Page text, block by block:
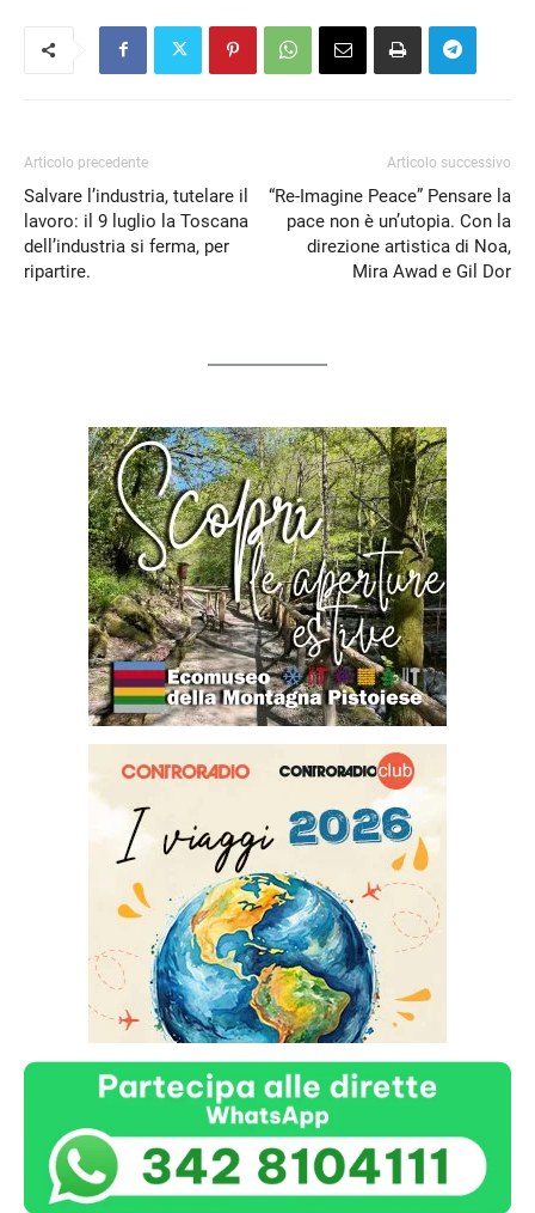
Articolo precedente
Salvare l’industria, tutelare il
lavoro: il 9 luglio la Toscana
dell’industria si ferma, per
ripartire.
Articolo successivo
“Re-Imagine Peace” Pensare la
pace non è un’utopia. Con la
direzione artistica di Noa,
Mira Awad e Gil Dor